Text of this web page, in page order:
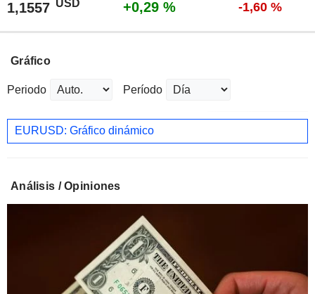
1,1557 USD +0,29 % -1,60 %
Gráfico
Periodo Período
EURUSD: Gráfico dinámico
Análisis / Opiniones